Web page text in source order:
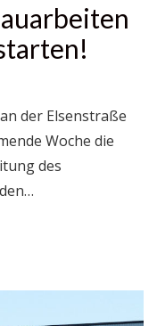
der Elsenstraße
Woche die
des